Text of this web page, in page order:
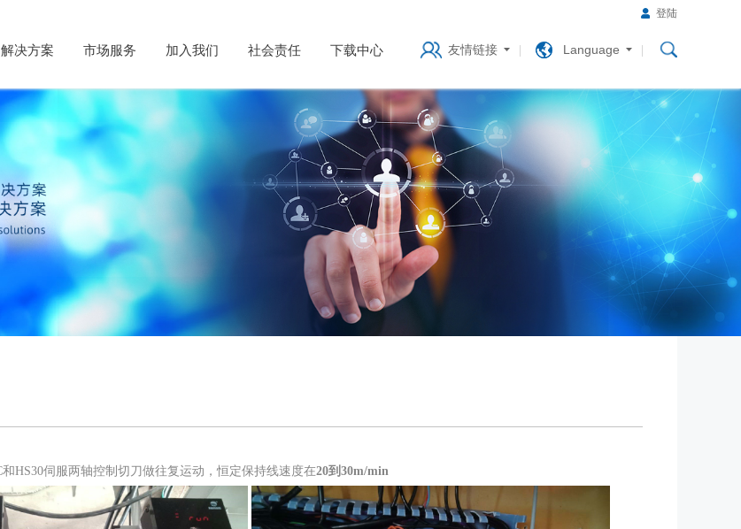
解决方案 市场服务 加入我们 社会责任 下载中心
登陆
友情链接 Language
和HS30伺服两轴控制切刀做往复运动，恒定保持线速度在20到 30m/min